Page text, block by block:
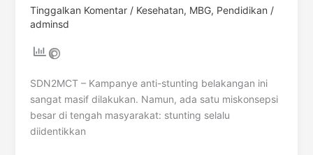
Tinggalkan Komentar / Kesehatan, MBG, Pendidikan /
adminsd
SDN2MCT – Kampanye anti-stunting belakangan ini
sangat masif dilakukan. Namun, ada satu miskonsepsi
besar di tengah masyarakat: stunting selalu
diidentikkan